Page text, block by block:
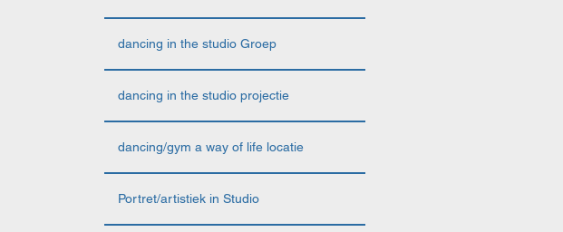
dancing in the studio Groep
dancing in the studio projectie
dancing/gym a way of life locatie
Portret/artistiek in Studio